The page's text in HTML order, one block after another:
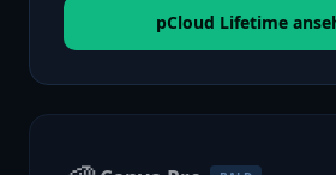
pCloud Lifetime